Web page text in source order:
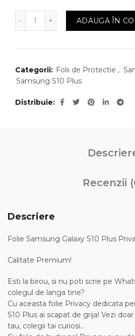
Cantitate Folie Samsung
ADAUGĂ ÎN
Categorii: Folii de Protectie ,
Samsung S10 Plus
Distribuie
Recenzii
Descriere
Folie Samsung Galaxy S10 Plus
Calitate Premium!
Esti la birou, si nu poti scrie pe
colegul de langa tine?
Cu aceasta folie Privacy dedicata
S10 Plus ai scapat de grija! Vezi
tau, colegii tai curiosi…